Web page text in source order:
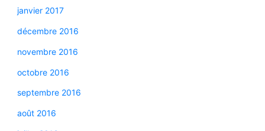
janvier 2017
décembre 2016
novembre 2016
octobre 2016
septembre 2016
août 2016